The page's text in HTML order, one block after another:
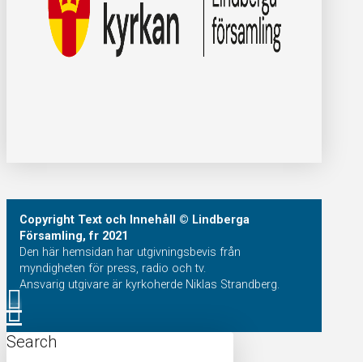
Copyright Text och Innehåll
© Lindberga
Församling, fr 2021
Den här hemsidan har utgivningsbevis från
myndigheten för press, radio och tv.
Ansvarig utgivare är kyrkoherde Niklas Strandberg.
Search